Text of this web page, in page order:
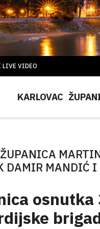
LIVE VIDEO
KARLOVAC
DAMIR MANDIĆ
osnutka